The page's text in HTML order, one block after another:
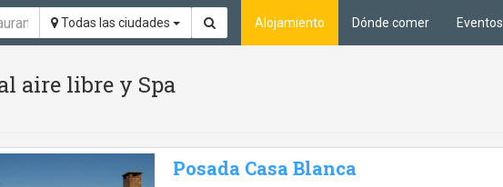
Todas las ciudades Alojamiento Dónde comer Eventos
aire libre y Spa
Posada Casa Blanca